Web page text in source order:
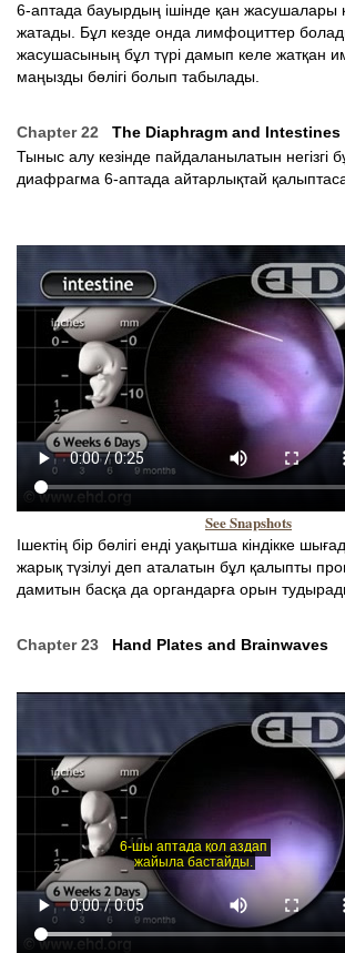
6-аптада бауырдың ішінде қан жасушалары
жатады. Бұл кезде онда лимфоциттер
жасушасының бұл түрі дамып келе жатқан
маңызды бөлігі болып табылады.
Chapter 22 The Diaphragm and Intestines
Тыныс алу кезінде пайдаланылатын негізгі
диафрагма 6-аптада айтарлықтай
See Snapshots
Ішектің бір бөлігі енді уақытша кіндікке
жарық түзілуі деп аталатын бұл қалыпты
дамитын басқа да органдарға орын
Chapter 23 Hand Plates and Brainwaves